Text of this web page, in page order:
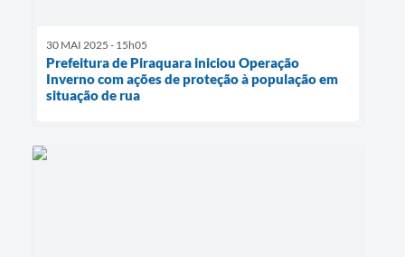
30 MAI 2025 - 15h05
Prefeitura de Piraquara iniciou Operação
Inverno com ações de proteção à população em
situação de rua